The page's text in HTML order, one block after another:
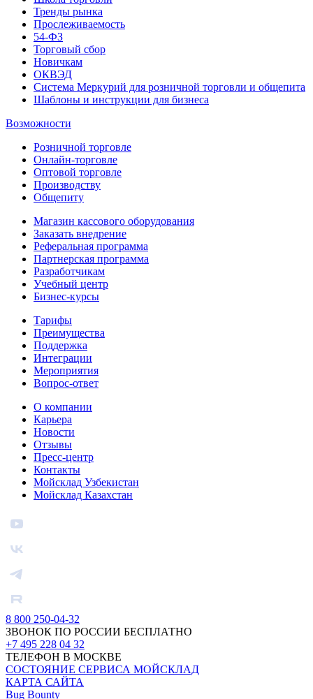
Тренды рынка
Прослеживаемость
54-ФЗ
Торговый сбор
Новичкам
ОКВЭД
Система Меркурий для розничной торговли и общепита
Шаблоны и инструкции для бизнеса
Возможности
Розничной торговле
Онлайн-торговле
Оптовой торговле
Производству
Общепиту
Магазин кассового оборудования
Заказать внедрение
Реферальная программа
Партнерская программа
Разработчикам
Учебный центр
Бизнес‑курсы
Тарифы
Преимущества
Поддержка
Интеграции
Мероприятия
Вопрос-ответ
О компании
Карьера
Новости
Отзывы
Пресс-центр
Контакты
Мойсклад Узбекистан
Мойсклад Казахстан
8 800 250-04-32
ЗВОНОК ПО РОССИИ БЕСПЛАТНО
+7 495 228 04 32
ТЕЛЕФОН В МОСКВЕ
СОСТОЯНИЕ СЕРВИСА МОЙСКЛАД
КАРТА САЙТА
Bug Bounty